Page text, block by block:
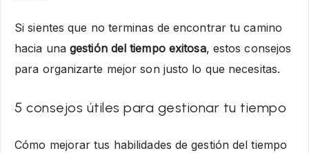
Si sientes que no terminas de encontrar tu camino
hacia una gestión del tiempo exitosa, estosconsejos
para organizarte mejor son justo lo que necesitas.
5 consejos útiles para gestionar tu tiempo
Cómo mejorar tus habilidades de gestión del tiempo